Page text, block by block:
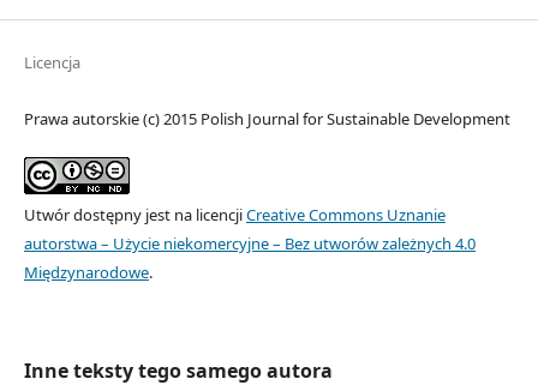
Licencja
Prawa autorskie (c) 2015 Polish Journal for Sustainable Development
Utwór dostępny jest na licencjiCreative Commons Uznanie
autorstwa – Użycie niekomercyjne – Bez utworów zależnych 4.0
Międzynarodowe.
Inne teksty tego samego autora